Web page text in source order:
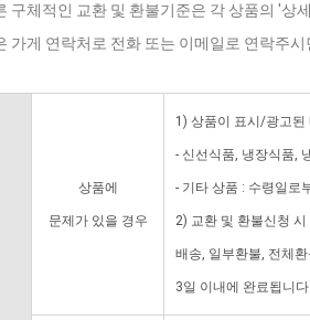
구체적인 교환 및 환불기준은 각 상품의 '상
가게 연락처로 전화 또는 이메일로 연락주
상품에
문제가 있을 경우
1) 상품이 표시/광고된
- 신선식품, 냉장식품,
- 기타 상품 : 수령일로
2) 교환 및 환불신청
배송, 일부환불, 전체
3일 이내에 완료됩니